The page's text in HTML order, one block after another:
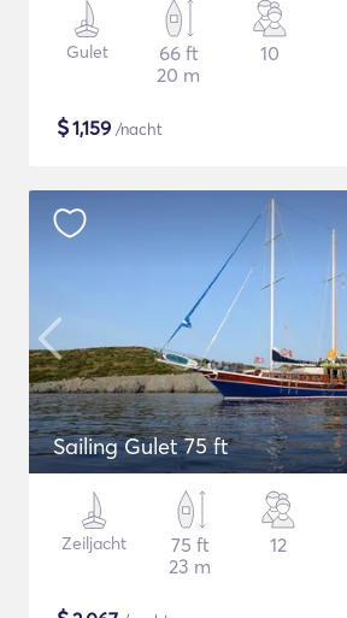
Gulet
66 ft
20 m
10
$1,159 /nacht
Sailing Gulet 75 ft
Zeiljacht
75 ft
23 m
12